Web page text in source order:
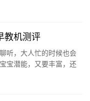
教机测评
听，大人忙的时候也会
宝潜能，又要丰富，还